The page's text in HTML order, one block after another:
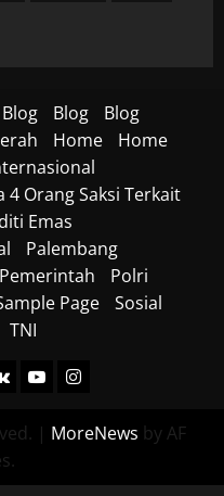
Blog Blog
Blog
Home
Home
4 Orang Saksi Terkait
Emas
Palembang
Pemerintah
Polri
Page
Sosial
TNI
YoutubeInstagram
| MoreNews by AF